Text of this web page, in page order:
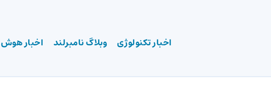
اخبار تکنولوژی وبلاگ نامبرلند اخبار